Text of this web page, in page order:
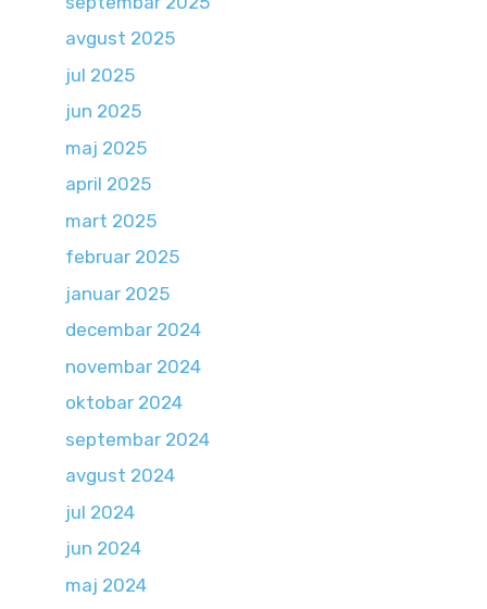
avgust 2025
jul 2025
jun 2025
maj 2025
april 2025
mart 2025
februar 2025
januar 2025
decembar 2024
novembar 2024
oktobar 2024
septembar 2024
avgust 2024
jul 2024
jun 2024
maj 2024